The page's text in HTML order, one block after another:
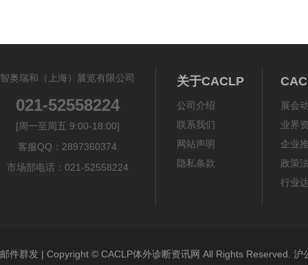
智奥瑞和（上海）展览有限公司
021-52558224
[周一至周五 9:00-18:00]
客服QQ：2897360374
市场部电话：021-52558224
关于CACLP
公司介绍
联系我们
网站声明
隐私条款
展会
业界
企业
政策
行业
邮件群发 | Copyright © CACLP体外诊断资讯网 All Rights Reserved. 沪